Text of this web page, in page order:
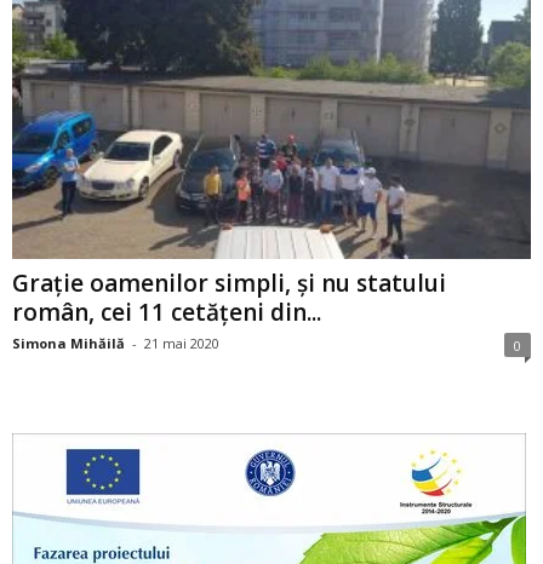
Grație oamenilor simpli, și nu statului
român, cei 11 cetățeni din...
Simona Mihăilă - 21 mai 2020 0